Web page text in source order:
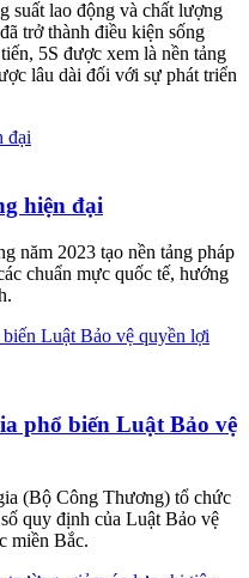
suất lao động và chất lượng
trở thành điều kiện sống
5S được xem là nền tảng
lâu dài đối với sự phát triển
hiện đại
năm 2023 tạo nền tảng pháp
chuẩn mực quốc tế, hướng
phổ biến Luật Bảo vệ
(Bộ Công Thương) tổ chức
quy định của Luật Bảo vệ
miền Bắc.